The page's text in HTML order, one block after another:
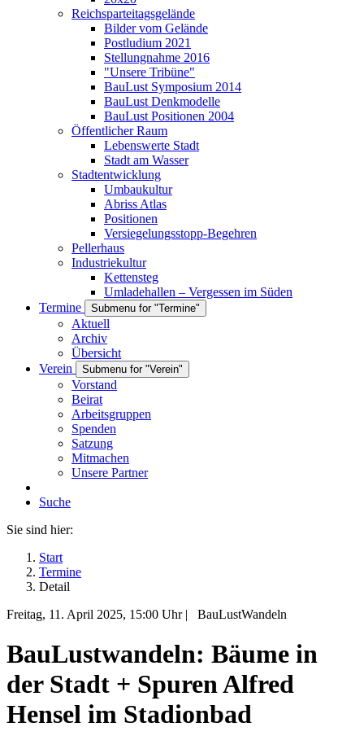
Reichsparteitagsgelände
Bilder vom Gelände
Postludium 2021
Stellungnahme 2016
"Unsere Tribüne"
BauLust Symposium 2014
BauLust Denkmodelle
BauLust Positionen 2004
Öffentlicher Raum
Lebenswerte Stadt
Stadt am Wasser
Stadtentwicklung
Umbaukultur
Abriss Atlas
Positionen
Versiegelungsstopp-Begehren
Pellerhaus
Industriekultur
Kettensteg
Umladehallen – Vergessen im Süden
Termine
Submenu for "Termine"
Aktuell
Archiv
Übersicht
Verein
Submenu for "Verein"
Vorstand
Beirat
Arbeitsgruppen
Spenden
Satzung
Mitmachen
Unsere Partner
Suche
Sie sind hier:
Start
Termine
Detail
Freitag, 11. April 2025, 15:00 Uhr | BauLustWandeln
BauLustwandeln: Bäume in
der Stadt + Spuren Alfred
Hensel im Stadionbad